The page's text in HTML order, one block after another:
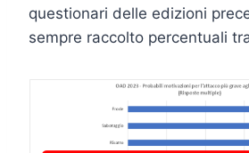
questionari delle edizioni
sempre raccolto percentuali